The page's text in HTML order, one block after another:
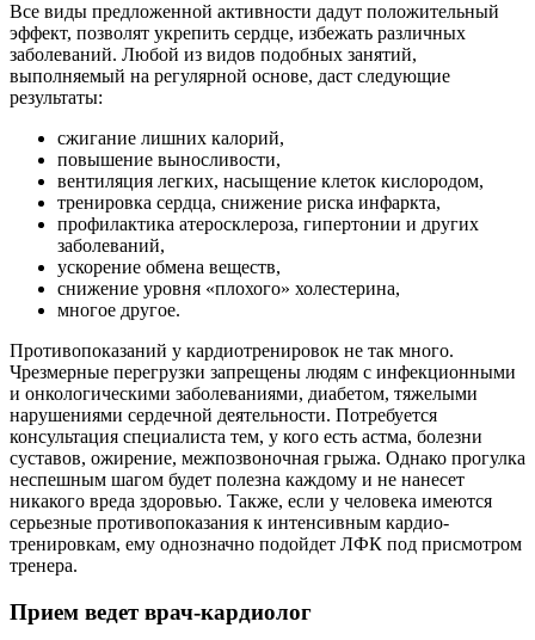
Все виды предложенной активности дадут положительный
эффект, позволят укрепить сердце, избежать различных
заболеваний. Любой из видов подобных занятий,
выполняемый на регулярной основе, даст следующие
результаты:
сжигание лишних калорий,
повышение выносливости,
вентиляция легких, насыщение клеток кислородом,
тренировка сердца, снижение риска инфаркта,
профилактика атеросклероза, гипертонии и других
заболеваний,
ускорение обмена веществ,
снижение уровня «плохого» холестерина,
многое другое.
Противопоказаний у кардиотренировок не так много.
Чрезмерные перегрузки запрещены людям с инфекционными
и онкологическими заболеваниями, диабетом, тяжелыми
нарушениями сердечной деятельности. Потребуется
консультация специалиста тем, у кого есть астма, болезни
суставов, ожирение, межпозвоночная грыжа. Однако прогулка
неспешным шагом будет полезна каждому и не нанесет
никакого вреда здоровью. Также, если у человека имеются
серьезные противопоказания к интенсивным кардио-
тренировкам, ему однозначно подойдет ЛФК под присмотром
тренера.
Прием ведет врач-кардиолог